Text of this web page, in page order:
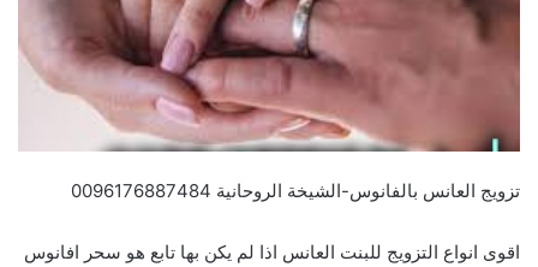
تزويج العانس بالفانوس-الشيخة الروحانية 0096176887484
اقوى انواع التزويج للبنت العانس اذا لم يكن بها تابع هو سحر افانوس